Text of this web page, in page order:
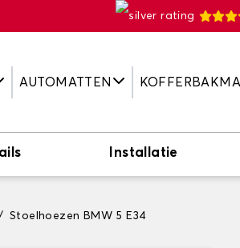
AUTOMATTEN
Installatie
Stoelhoezen BMW 5 E34